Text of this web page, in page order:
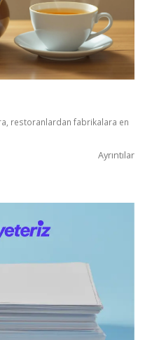
restoranlardan fabrikalara en
Ayrıntılar